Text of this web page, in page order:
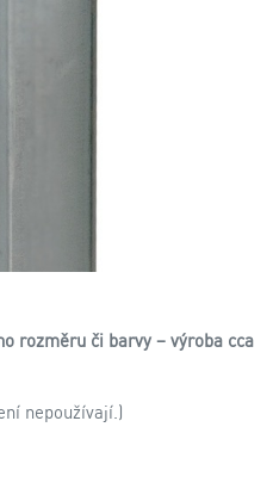
rozměru či barvy – výroba cca
nepoužívají.)